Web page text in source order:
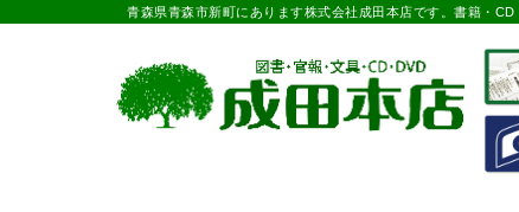
青森県青森市新町にあります株式会社成田本店です。書籍・